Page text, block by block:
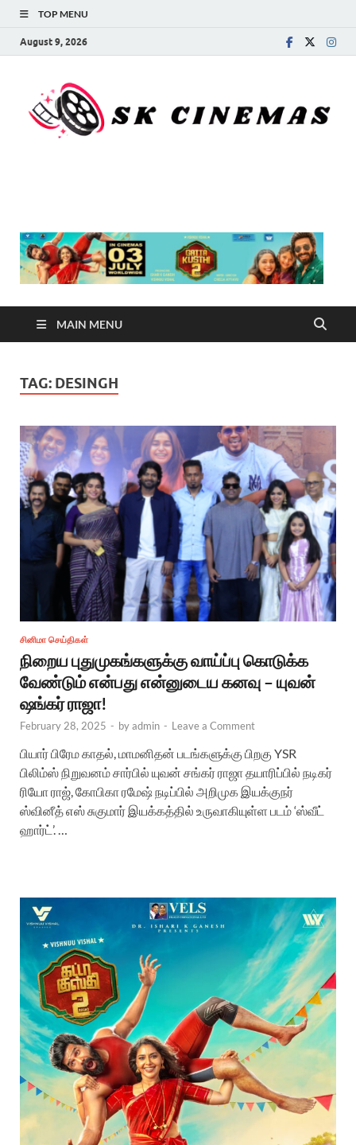
TOP MENU
August 9, 2026
MAIN MENU
TAG: DESINGH
சினிமா செய்திகள்
நிறைய புதுமுகங்களுக்கு வாய்ப்பு கொடுக்க
வேண்டும் என்பது என்னுடைய கனவு – யுவன்
ஷங்கர் ராஜா!
February 28, 2025 - byadmin - Leave a Comment
பியார் பிரேம காதல், மாமனிதன் படங்களுக்கு பிறகு YSR
பிலிம்ஸ் நிறுவனம் சார்பில் யுவன் சங்கர் ராஜா தயாரிப்பில் நடிகர்
ரியோ ராஜ், கோபிகா ரமேஷ் நடிப்பில் அறிமுக இயக்குநர்
ஸ்வினீத் எஸ் சுகுமார் இயக்கத்தில் உருவாகியுள்ள படம் ‘ஸ்வீட்
ஹார்ட்’. …